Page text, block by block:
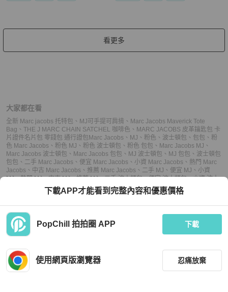
看更多
大家都在看
全新 Marc jacobs 托特包 、 MJ可手提可肩揹 、 Marc Jacobs Maverick Tote
Bag 、 THE J MARC CHAIN SATCHEL 咖啡色 、 MARC JACOBS 皮革鑰匙包 卡
片證件名片包 零錢包 通行證包 Marc Jacobs 、 MJ 、 粉色 、 波士頓包 、 包包 、 粉
色 Marc Jacobs 、 粉色 MJ 、 粉色 波士頓包 、 粉色 包包 、 Marc Jacobs MJ 、
Marc Jacobs 波士頓包 、 Marc Jacobs 包包 、 MJ 波士頓包 、 MJ 包包 、 波士頓包
包包 、 二手 Marc Jacobs 、 便宜 Marc Jacobs 、 小資 Marc Jacobs 、 熱門 Marc
Jacobs 、 中古 Marc Jacobs 、 推薦 Marc Jacobs 、 二手 MJ 、 便宜 MJ 、 小資
MJ、熱門 MJ、中古 MJ、推薦 MJ、二手 波士頓包、便宜 波士頓包、小資 波士
熱門 波士頓包 、中古 波士頓包、推薦 波士頓包 、二手 包包
熱門 包包、 中古 包包、推薦 包包
下載APP才能看到完整內容和優惠價格
PopChill 拍拍圈 APP 下載
使用網頁版瀏覽器 忍痛放棄